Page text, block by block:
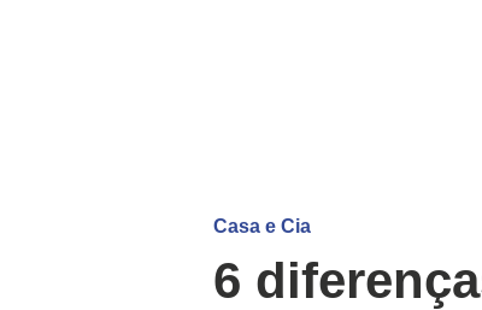
Casa e Cia
6